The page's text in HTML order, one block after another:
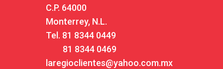
C.P. 64000
Monterrey, N.L.
Tel. 81 8344 0449
81 8344 0469
laregioclientes@yahoo.com.mx